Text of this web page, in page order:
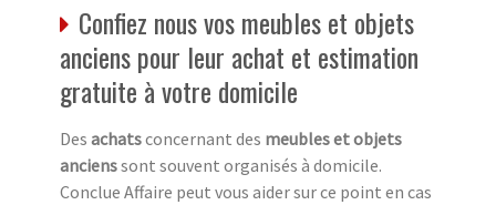
Confiez nous vos meubles et objets
anciens pour leur achat et estimation
gratuite à votre domicile
Des achatsconcernant des meubles et objets
ancienssont souvent organisés à domicile.
Conclue Affaire peut vous aider sur ce point en cas